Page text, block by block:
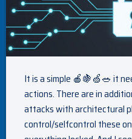
It is a simple 🍎🍇🍏🥗 it
actions. There are in
attacks with architectural
control/selfcontrol these